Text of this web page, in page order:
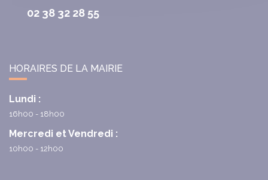
02 38 32 28 55
HORAIRES DE LA MAIRIE
Lundi :
16h00 - 18h00
Mercredi et Vendredi :
10h00 - 12h00